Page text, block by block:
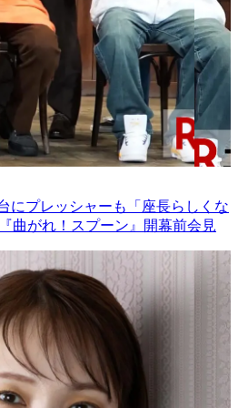
にプレッシャーも「座長らしくな
曲がれ！スプーン』開幕前会見